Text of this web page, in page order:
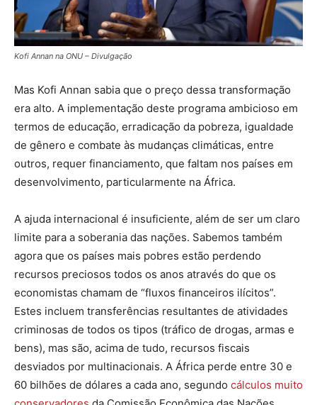
Kofi Annan na ONU – Divulgação
Mas Kofi Annan sabia que o preço dessa transformação
era alto. A implementação deste programa ambicioso em
termos de educação, erradicação da pobreza, igualdade
de gênero e combate às mudanças climáticas, entre
outros, requer financiamento, que faltam nos países em
desenvolvimento, particularmente na África.
A ajuda internacional é insuficiente, além de ser um claro
limite para a soberania das nações. Sabemos também
agora que os países mais pobres estão perdendo
recursos preciosos todos os anos através do que os
economistas chamam de “fluxos financeiros ilícitos”.
Estes incluem transferências resultantes de atividades
criminosas de todos os tipos (tráfico de drogas, armas e
bens), mas são, acima de tudo, recursos fiscais
desviados por multinacionais. A África perde entre 30 e
60 bilhões de dólares a cada ano, segundo cálculos muito